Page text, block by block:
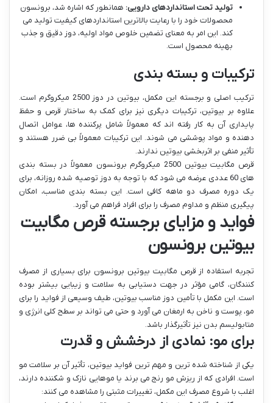
تولید تحت استانداردهای دارویی: همانطور که اشاره شد، برونسون
محصولات خود را با رعایت بالاترین استانداردهای کیفیت تولید می
کند. این امر به معنای تضمین خلوص مواد اولیه، دوز دقیق و جذب
بهینه محصول است.
ترکیبات و بسته بندی
ترکیب اصلی و برجسته این مکمل، بیوتین در دوز 2500 میکروگرم است.
علاوه بر بیوتین، ترکیبات دیگری نیز برای کمک به ساختار قرص و حفظ
پایداری آن به کار رفته اند که معمولاً شامل پرکننده ها، عوامل اتصال
دهنده و مواد پوششی می شوند. این ترکیبات معمولاً بی ضرر هستند و
تأثیر منفی بر اثربخشی بیوتین ندارند.
قرص مگابیت بیوتین 2500 میکروگرم برونسون معمولاً در بسته بندی
های 60 عددی عرضه می شود که با توجه به دوز توصیه شده روزانه، برای
یک دوره مصرف دو ماهه کافی است. این بسته بندی مناسب، امکان
پیگیری منظم و مداوم مصرف را برای افراد فراهم می آورد.
فواید و مزایای برجسته قرص مگابیت
بیوتین برونسون
تجربه استفاده از قرص مگابیت بیوتین برونسون برای بسیاری از مصرف
کنندگان، گامی مؤثر در جهت دستیابی به سلامت و زیبایی بیشتر بوده
است. این مکمل با تأمین دوز مناسب بیوتین، طیف وسیعی از فواید را برای
مو، پوست و ناخن به ارمغان می آورد و حتی می تواند بر سطح کلی انرژی و
متابولیسم بدن نیز تأثیرگذار باشد.
برای مو: نمادی از درخشش و قدرت
یکی از شناخته شده ترین و مهم ترین فواید بیوتین، تأثیر آن بر سلامت مو
است. افرادی که از ریزش مو رنج می برند یا موهایی نازک و شکننده دارند،
اغلب با شروع مصرف این مکمل، تغییرات مثبتی را مشاهده می کنند: